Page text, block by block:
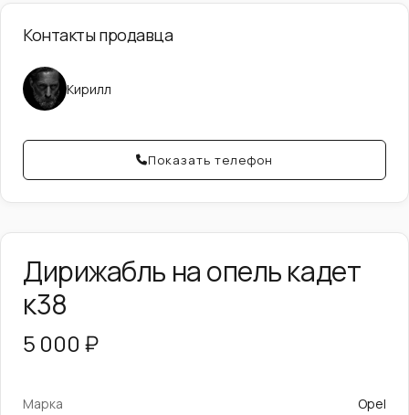
Контакты продавца
Кирилл
Показать телефон
Дирижабль на опель кадет
к38
5 000 ₽
Марка
Opel